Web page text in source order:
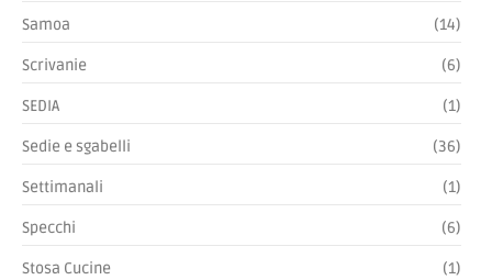
Samoa (14)
Scrivanie (6)
SEDIA (1)
Sedie e sgabelli (36)
Settimanali (1)
Specchi (6)
Stosa Cucine (1)